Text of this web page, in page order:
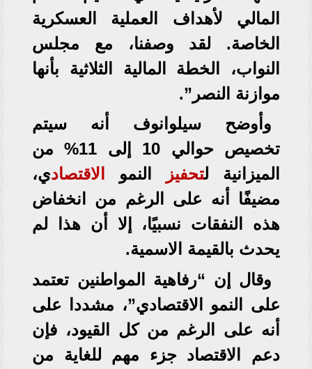
المالي لأهداف العملية العسكرية
الخاصة. لقد وصفنا، مع مجلس
النواب، الخطة المالية الثلاثية بأنها
موازنة النصر”.
وأوضح سيلوانوف أنه سيتم
تخصيص حوالي 10 إلى 11% من
الميزانية لتحفيز النمو الاقتصادي،
مضيفًا أنه على الرغم من انخفاض
هذه النفقات نسبيًا، إلا أن هذا لم
يحدث بالقيمة الاسمية.
وقال إن “رفاهية المواطنين تعتمد
على النمو الاقتصادي”، مشددا على
أنه على الرغم من كل القيود، فإن
دعم الاقتصاد جزء مهم للغاية من